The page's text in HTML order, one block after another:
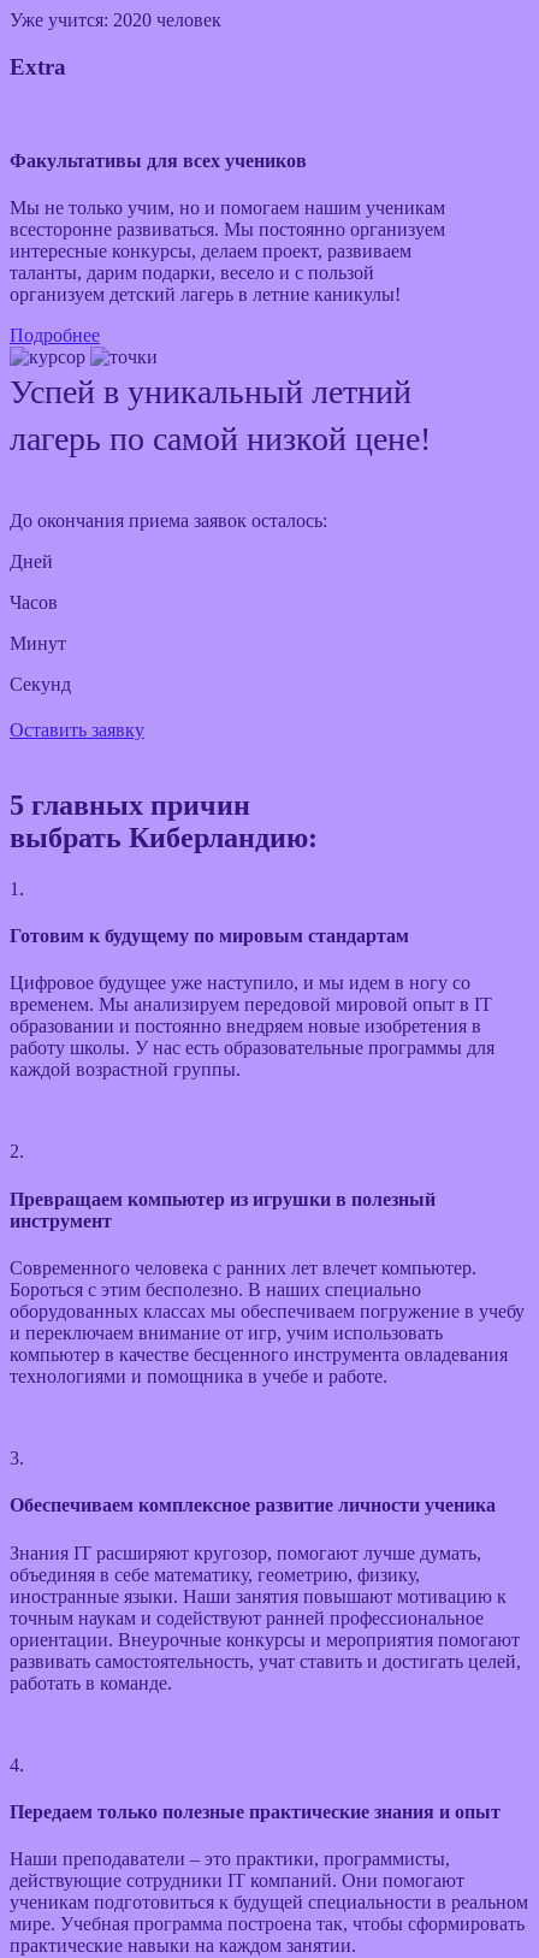
Уже учится: 2020 человек
Extra
Факультативы для всех учеников
Мы не только учим, но и помогаем нашим ученикам
всесторонне развиваться. Мы постоянно организуем
интересные конкурсы, делаем проект, развиваем
таланты, дарим подарки, весело и с пользой
организуем детский лагерь в летние каникулы!
Подробнее
Успей в уникальный летний
лагерь по самой низкой цене!
До окончания приема заявок осталось:
Дней
Часов
Минут
Секунд
Оставить заявку
5 главных причин
выбрать Киберландию:
1.
Готовим к будущему по мировым стандартам
Цифровое будущее уже наступило, и мы идем в ногу со
временем. Мы анализируем передовой мировой опыт в IT
образовании и постоянно внедряем новые изобретения в
работу школы. У нас есть образовательные программы для
каждой возрастной группы.
2.
Превращаем компьютер из игрушки в полезный
инструмент
Современного человека с ранних лет влечет компьютер.
Бороться с этим бесполезно. В наших специально
оборудованных классах мы обеспечиваем погружение в учебу
и переключаем внимание от игр, учим использовать
компьютер в качестве бесценного инструмента овладевания
технологиями и помощника в учебе и работе.
3.
Обеспечиваем комплексное развитие личности ученика
Знания IT расширяют кругозор, помогают лучше думать,
объединяя в себе математику, геометрию, физику,
иностранные языки. Наши занятия повышают мотивацию к
точным наукам и содействуют ранней профессиональное
ориентации. Внеурочные конкурсы и мероприятия помогают
развивать самостоятельность, учат ставить и достигать целей,
работать в команде.
4.
Передаем только полезные практические знания и опыт
Наши преподаватели – это практики, программисты,
действующие сотрудники IT компаний. Они помогают
ученикам подготовиться к будущей специальности в реальном
мире. Учебная программа построена так, чтобы сформировать
практические навыки на каждом занятии.